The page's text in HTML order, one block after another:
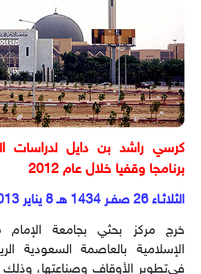
ﺑرﻧﺎﻣﺟﺎ وﻗﻔﯾﺎ ﺧﻼل ﻋﺎم 2012
اﻟﺜﻼﺛـﺎء 26 ﺻﻔـﺮ 1434 ھـ 8 ﯾﻨﺎﯾﺮ 2013 م
ﺧﺮج ﻣﺮﻛﺰ ﺑﺤﺜﻲ ﺑﺠﺎﻣﻌﺔ
اﻹﺳﻼﻣﯿﺔ ﺑﺎﻟﻌﺎﺻﻤﺔ اﻟﺴﻌﻮدﯾﺔ
ﻓﻲﺗﻄﻮﯾﺮ اﻷوﻗﺎف وﺻﻨﺎﻋﺘﮭﺎ،